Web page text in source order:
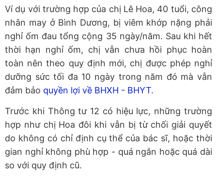
Ví dụ với trường hợp của chị Lê Hoa, 40 tuổi, công
nhân may ở Bình Dương, bị viêm khớp nặng phải
nghỉ ốm đau tổng cộng 35 ngày/năm. Sau khi hết
thời hạn nghỉ ốm, chị vẫn chưa hồi phục hoàn
toàn nên theo quy định mới, chị được phép nghỉ
dưỡng sức tối đa 10 ngày trong năm đó mà vẫn
đảm bảo quyền lợi về BHXH - BHYT.
Trước khi Thông tư 12 có hiệu lực, những trường
hợp như chị Hoa đôi khi vẫn bị từ chối giải quyết
do không có chỉ định cụ thể của bác sĩ, hoặc thời
gian nghỉ không phù hợp - quá ngắn hoặc quá dài
so với quy định cũ.